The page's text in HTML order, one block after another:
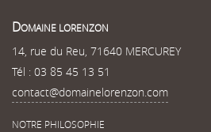
DOMAINE LORENZON
14, rue du Reu, 71640 MERCUREY
Tél : 03 85 45 13 51
contact@domainelorenzon.com
NOTRE PHILOSOPHIE